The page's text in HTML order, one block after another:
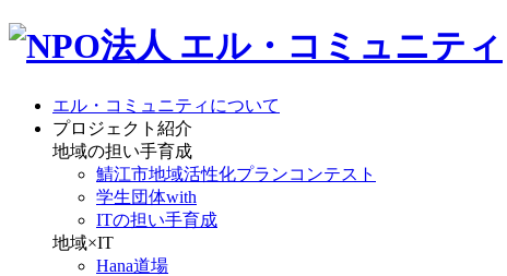
エル・コミュニティについて
プロジェクト紹介
地域の担い手育成
鯖江市地域活性化プランコンテスト
学生団体with
ITの担い手育成
地域×IT
Hana道場